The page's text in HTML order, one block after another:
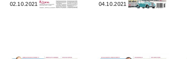
02.10.2021 04.10.2021